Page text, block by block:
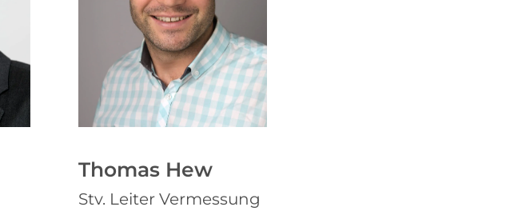
Thomas Hew
Stv. Leiter Vermessung